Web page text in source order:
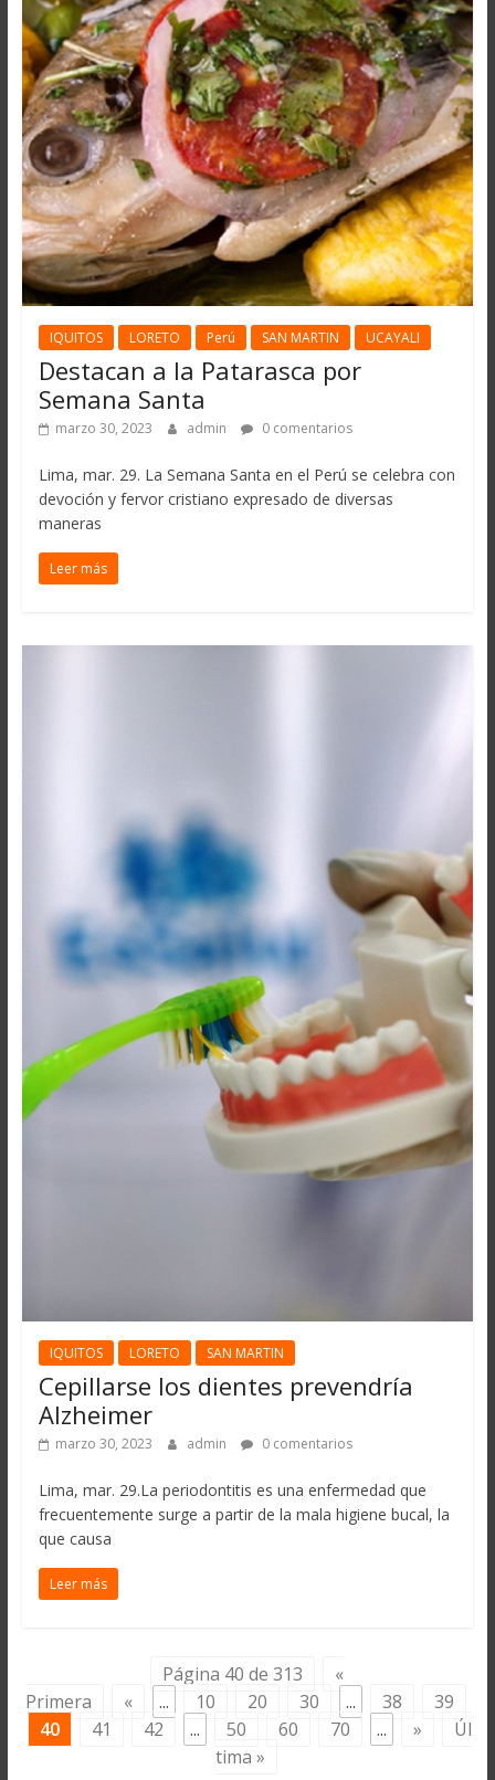
IQUITOS LORETO Perú SAN MARTIN UCAYALI
Destacan a la Patarasca por
Semana Santa
marzo 30, 2023 admin 0 comentarios
Lima, mar. 29. La Semana Santa en el Perú se celebra con
devoción y fervor cristiano expresado de diversas
maneras
Leer más
IQUITOS LORETO SAN MARTIN
Cepillarse los dientes prevendría
Alzheimer
marzo 30, 2023 admin 0 comentarios
Lima, mar. 29.La periodontitis es una enfermedad que
frecuentemente surge a partir de la mala higiene bucal, la
que causa
Leer más
Página 40 de 313
«
Primera
« ... 10 20 30 ... 38
39
40
41 42 ... 50 60 70 ... »
Úl
tima »